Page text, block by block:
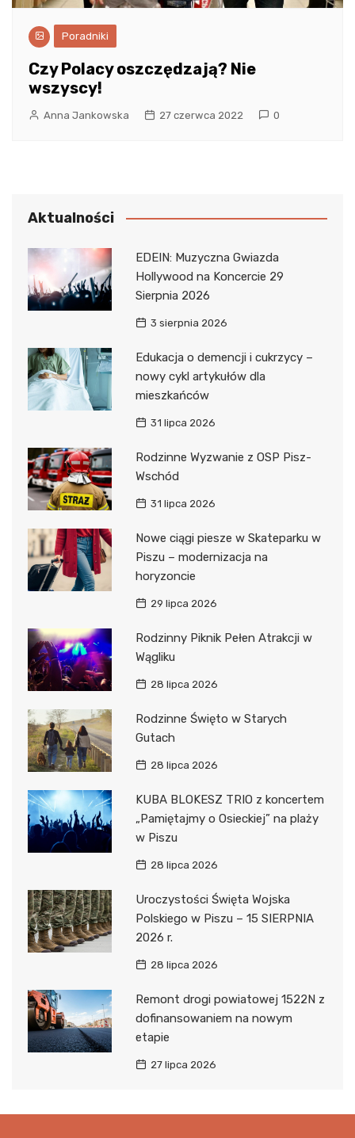
Poradniki
Czy Polacy oszczędzają? Nie
wszyscy!
Anna Jankowska 27 czerwca 2022 0
Aktualności
EDEIN: Muzyczna Gwiazda
Hollywood na Koncercie 29
Sierpnia 2026
3 sierpnia 2026
Edukacja o demencji i cukrzycy –
nowy cykl artykułów dla
mieszkańców
31 lipca 2026
Rodzinne Wyzwanie z OSP Pisz-
Wschód
31 lipca 2026
Nowe ciągi piesze w Skateparku w
Piszu – modernizacja na
horyzoncie
29 lipca 2026
Rodzinny Piknik Pełen Atrakcji w
Wągliku
28 lipca 2026
Rodzinne Święto w Starych
Gutach
28 lipca 2026
KUBA BLOKESZ TRIO z koncertem
„Pamiętajmy o Osieckiej” na plaży
w Piszu
28 lipca 2026
Uroczystości Święta Wojska
Polskiego w Piszu – 15 SIERPNIA
2026 r.
28 lipca 2026
Remont drogi powiatowej 1522N z
dofinansowaniem na nowym
etapie
27 lipca 2026